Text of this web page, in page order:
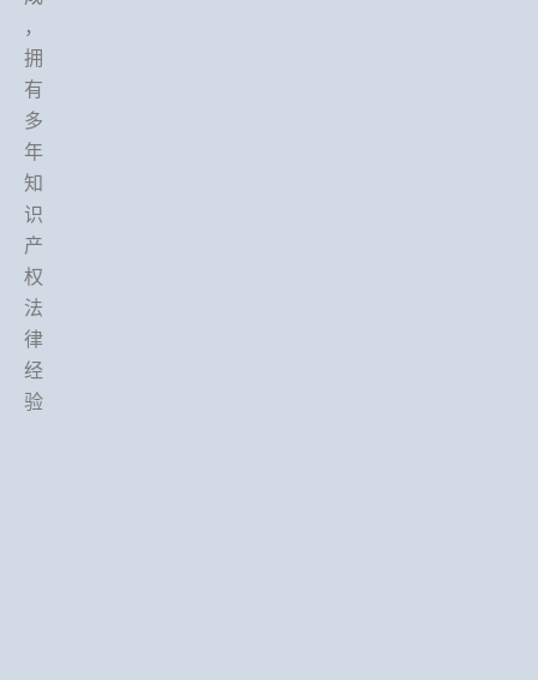
，
拥
有
多
年
知
识
产
权
法
律
经
验